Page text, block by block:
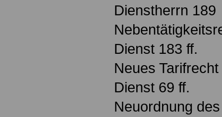
Dienstherrn 189
Dienst 183 ff.
Neues
Dienst 69 ff.
Neuordnung